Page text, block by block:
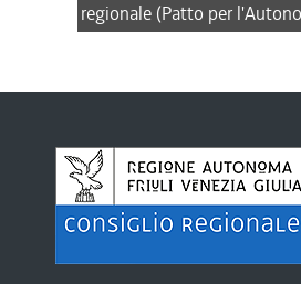
regionale (Patto per